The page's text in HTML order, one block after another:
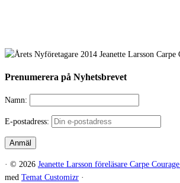
Prenumerera på Nyhetsbrevet
Namn:
E-postadress:
· © 2026 Jeanette Larsson föreläsare Carpe Courage
med Temat Customizr ·